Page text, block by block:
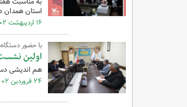
استان همدان در ۱۴ اردیبهشت ۱۴۰۲ در دهکده تفریحی گنج‌نامه همدان
۱۶ اردیبهشت ۰۲ - ۲۳:۰۶
با حضور
اولین
هم اندیشی
۲۴ فروردین ۰۲ - ۱۰:۱۶